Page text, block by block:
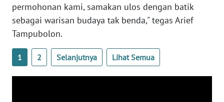
permohonan kami, samakan ulos dengan batik
sebagai warisan budaya tak benda," tegas Arief
Tampubolon.
1 2 Selanjutnya Lihat Semua
WN
BALI
WN
KALBAR